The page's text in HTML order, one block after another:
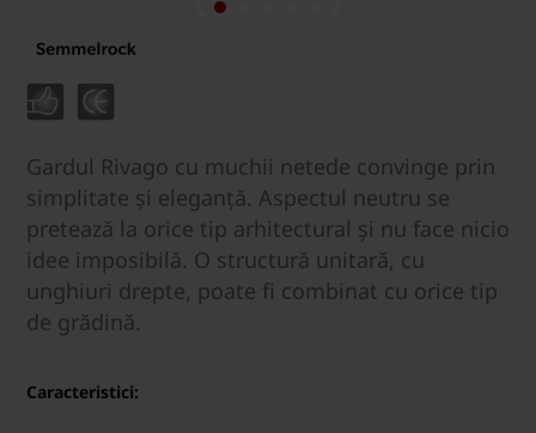
Gardul Rivago cu muchii netede convinge prin
simplitate și eleganță. Aspectul neutru se
pretează la orice tip arhitectural și nu face nicio
idee imposibilă. O structură unitară, cu
unghiuri drepte, poate fi combinat cu orice tip
de grădină.
Caracteristici: